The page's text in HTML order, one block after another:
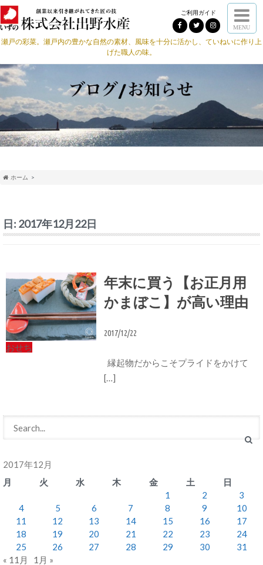
ご利用ガイド
MENU
瀬戸の彩菜。瀬戸内の豊かな自然の素材、風味を十分に活かし、ていねいに作り上
げた職人の味。
ホーム
日: 2017年12月22日
おせち
年末に買う【お正月用
かまぼこ】が高い理由
2017/12/22
縁起物だからこそプライドをかけて
[…]
2017年12月
月
火 水 木 金 土
日
1
2
3
4
5 6 7 8 9
10
11
12 13 14 15 16
17
18
19 20 21 22 23
24
25
26 27 28 29 30
31
« 11月
1月 »